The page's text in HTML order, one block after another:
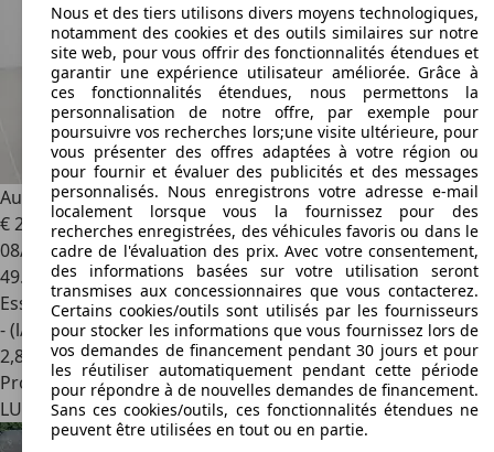
Audi A1citycarver+35tfsi+s-Tronic+P.Premium+s-line+Black-
€ 21.9901
08/2022
49.121 km
Essence
- (l/100 km)
2,8
Professionnel
LU 7759Roost
Nous et des tiers utilisons divers moyens technologiques,
notamment des cookies et des outils similaires sur notre
site web, pour vous offrir des fonctionnalités étendues et
garantir une expérience utilisateur améliorée. Grâce à
ces fonctionnalités étendues, nous permettons la
personnalisation de notre offre, par exemple pour
poursuivre vos recherches lors;une visite ultérieure, pour
vous présenter des offres adaptées à votre région ou
pour fournir et évaluer des publicités et des messages
personnalisés. Nous enregistrons votre adresse e-mail
localement lorsque vous la fournissez pour des
recherches enregistrées, des véhicules favoris ou dans le
cadre de l'évaluation des prix. Avec votre consentement,
des informations basées sur votre utilisation seront
transmises aux concessionnaires que vous contacterez.
Certains cookies/outils sont utilisés par les fournisseurs
pour stocker les informations que vous fournissez lors de
vos demandes de financement pendant 30 jours et pour
les réutiliser automatiquement pendant cette période
pour répondre à de nouvelles demandes de financement.
Sans ces cookies/outils, ces fonctionnalités étendues ne
peuvent être utilisées en tout ou en partie.